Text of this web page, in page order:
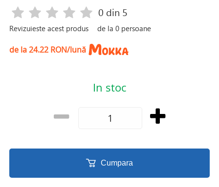
Revizuieste acest produs
0 din 5
de la0 persoane
de la 24.22 RON/lună
In stoc
Cumpara